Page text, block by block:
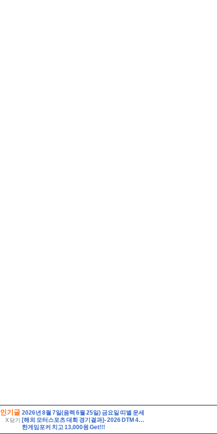
인기글
X 닫기
2026년 8월 7일(음력 6월 25일) 금요일 띠별 운세
[해외 모터스포츠 대회 경기결과]- 2026 DTM 4라운드
한게임포커 치고 13,000원 Get!!!